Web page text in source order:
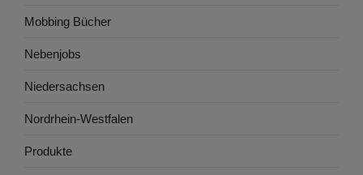
Mobbing Bücher
Nebenjobs
Niedersachsen
Nordrhein-Westfalen
Produkte